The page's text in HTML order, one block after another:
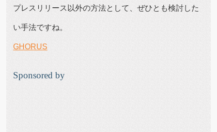
プレスリリース以外の方法として、ぜひとも検討した
い手法ですね。
GHORUS
Sponsored by